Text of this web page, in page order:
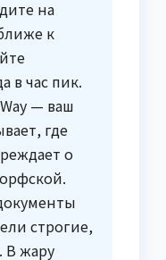
на
к
в час пик.
— ваш
где
о
строгие,
В жару